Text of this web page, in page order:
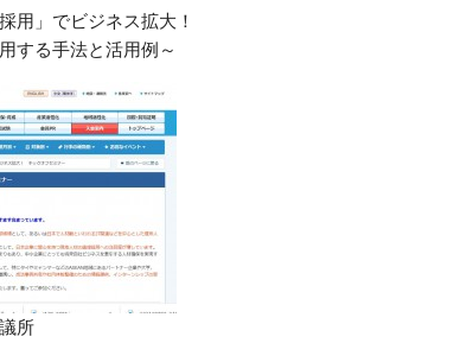
用」でビジネス拡大！
する手法と活用例～
所